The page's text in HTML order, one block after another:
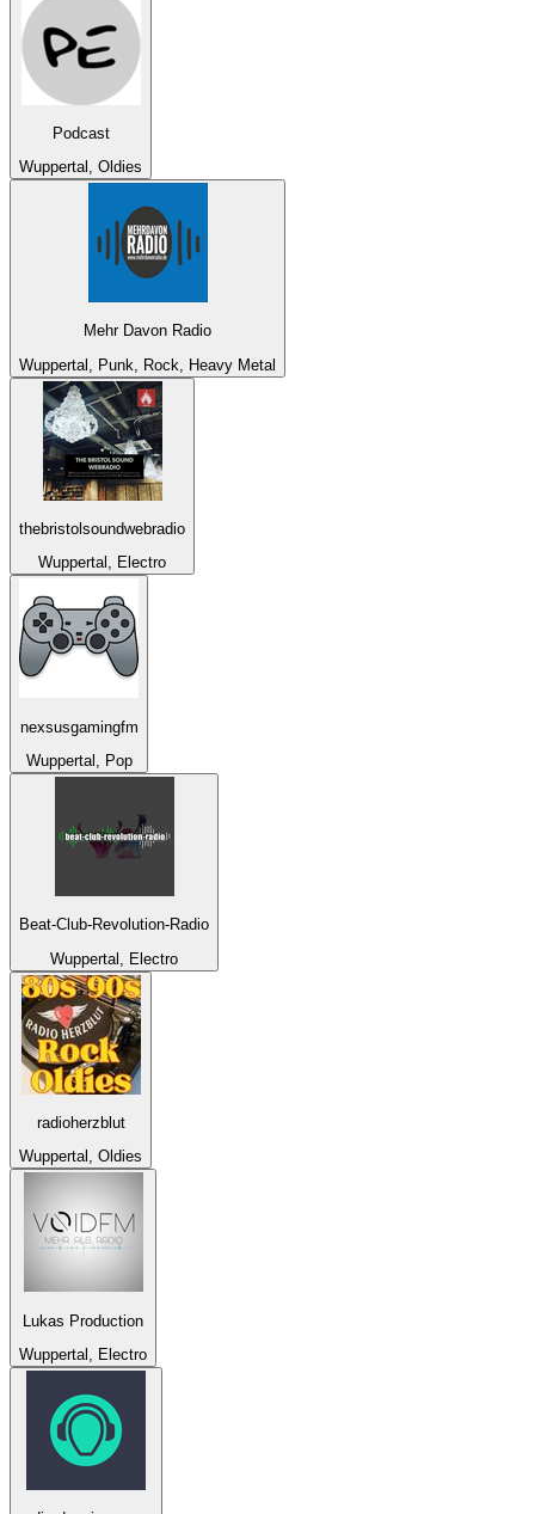
Podcast
Wuppertal, Oldies
Mehr Davon Radio
Wuppertal, Punk, Rock, Heavy Metal
thebristolsoundwebradio
Wuppertal, Electro
nexsusgamingfm
Wuppertal, Pop
Beat-Club-Revolution-Radio
Wuppertal, Electro
radioherzblut
Wuppertal, Oldies
Lukas Production
Wuppertal, Electro